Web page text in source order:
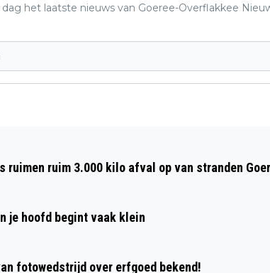
dag het laatste nieuws van Goeree-Overflakkee
GELANCEERD
TIJDENS
ruimen ruim 3.000 kilo afval op van stranden
je hoofd begint vaak klein
fotowedstrijd over erfgoed bekend!